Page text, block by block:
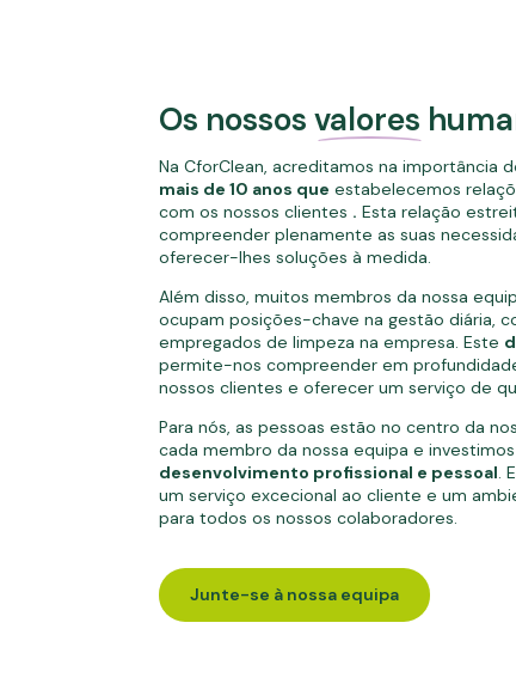
Os nossos valores
Na CforClean, acreditamos na importância
mais de 10 anos que estabelecemos
com os nossos clientes . Esta relação
compreender plenamente as suas
oferecer-lhes soluções à medida.
Além disso, muitos membros da nossa
ocupam posições-chave na gestão diária,
empregados de limpeza na empresa. Este
permite-nos compreender em
nossos clientes e oferecer um serviço de
Para nós, as pessoas estão no centro da
cada membro da nossa equipa e
desenvolvimento profissional e pessoal.
um serviço excecional ao cliente e um
para todos os nossos colaboradores.
Junte-se à nossa equipa